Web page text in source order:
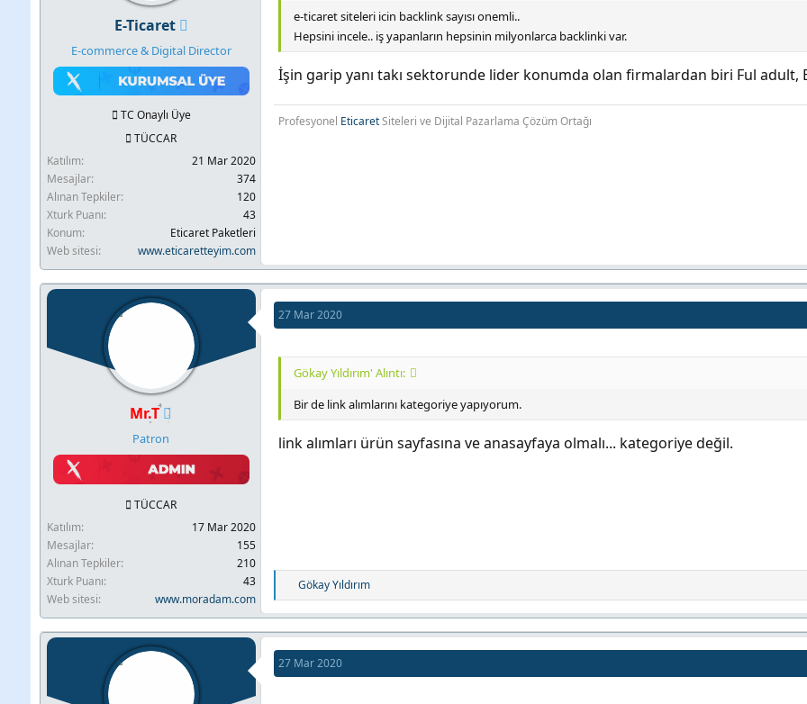
E-Ticaret
E-commerce & Digital Director
TC Onaylı Üye
TÜCCAR
Katılım
21 Mar 2020
Mesajlar
374
Alınan Tepkiler
120
Xturk Puanı
43
Konum
Eticaret Paketleri
Web sitesi
www.eticaretteyim.com
e-ticaret siteleri icin backlink sayısı onemli..
Hepsini incele.. iş yapanların hepsinin milyonlarca backlinki var.
İşin garip yanı takı sektorunde lider konumda olan firmalardan biri Ful adult,
Profesyonel EticaretSiteleri ve Dijital Pazarlama Çözüm Ortağı
Mr.T
Patron
TÜCCAR
Katılım
17 Mar 2020
Mesajlar
155
Alınan Tepkiler
210
Xturk Puanı
43
Web sitesi
www.moradam.com
27 Mar 2020
Gökay Yıldırım' Alıntı:
Bir de link alımlarını kategoriye yapıyorum.
link alımları ürün sayfasına ve anasayfaya olmalı... kategoriye değil.
T
e
p
k
l
Gökay Yıldırım
27 Mar 2020